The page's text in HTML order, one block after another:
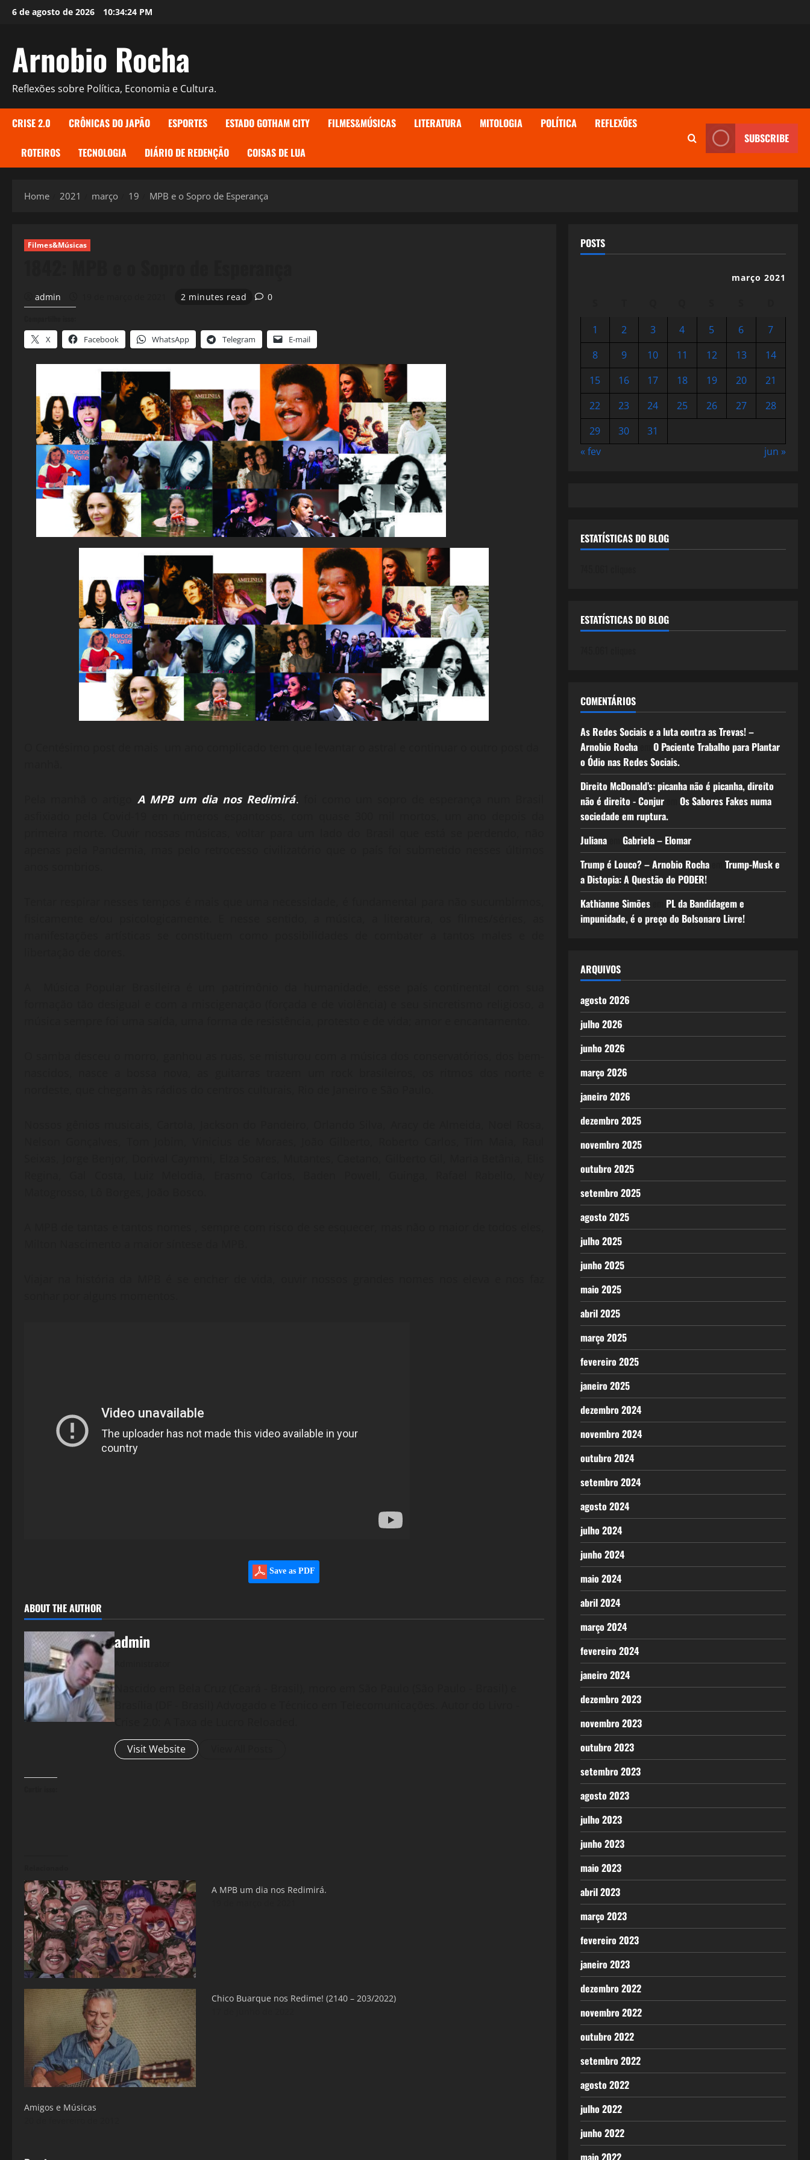
Skip6 de agosto de 2026 10:34:25 PM
Arnobio Rocha
Reflexões sobre Política, Economia e Cultura.
CRISE 2.0 CRÔNICAS DO JAPÃO ESPORTES ESTADO GOTHAM CITY FILMES&MÚSICAS LITERATURA MITOLOGIA POLÍTICA REFLEXÕES
ROTEIROS TECNOLOGIA DIÁRIO DE REDENÇÃO COISAS DE LUA
SUBSCRIBE
Home 2021 março 19 MPB e o Sopro de Esperança
Filmes&Músicas
admin 2 minutes read 0
X Facebook WhatsApp Telegram E-mail
A MPB um dia nos Redimirá.
Save as PDF
ABOUT THE AUTHOR
admin
Visit Website
A MPB um dia nos Redimirá.
Chico Buarque nos Redime! (2140 – 203/2022)
Amigos e Músicas
POSTS
março 2021
1
2 3 4 5 6
7
8
9 10 11 12 13
14
15
16 17 18 19 20
21
22
23 24 25 26 27
28
29
30
31
« fev
jun »
ESTATÍSTICAS DO BLOG
ESTATÍSTICAS DO BLOG
COMENTÁRIOS
As Redes Sociais e a luta contra as Trevas! –
Arnobio Rochaem O Paciente Trabalho para Plantar
o Ódio nas Redes Sociais.
Direito McDonald’s: picanha não é picanha, direito
não é direito - Conjurem Os Sabores Fakes numa
sociedade em ruptura.
Julianaem Gabriela – Elomar
Trump é Louco? – Arnobio Rochaem Trump-Musk e
a Distopia: A Questão do PODER!
Kathianne Simõesem PL da Bandidagem e
impunidade, é o preço do Bolsonaro Livre!
ARQUIVOS
agosto 2026
julho 2026
junho 2026
março 2026
janeiro 2026
dezembro 2025
novembro 2025
outubro 2025
setembro 2025
agosto 2025
julho 2025
junho 2025
maio 2025
abril 2025
março 2025
fevereiro 2025
janeiro 2025
dezembro 2024
novembro 2024
outubro 2024
setembro 2024
agosto 2024
julho 2024
junho 2024
maio 2024
abril 2024
março 2024
fevereiro 2024
janeiro 2024
dezembro 2023
novembro 2023
outubro 2023
setembro 2023
agosto 2023
julho 2023
junho 2023
maio 2023
abril 2023
março 2023
fevereiro 2023
janeiro 2023
dezembro 2022
novembro 2022
outubro 2022
setembro 2022
agosto 2022
julho 2022
junho 2022
maio 2022